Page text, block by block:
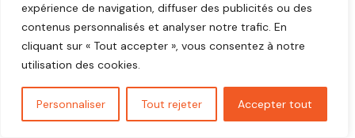
expérience de navigation, diffuser des publicités ou des
contenus personnalisés et analyser notre trafic. En
cliquant sur « Tout accepter », vous consentez à notre
utilisation des cookies.
Personnaliser Tout rejeter Accepter tout
Avis plombier Authou 27290
Vous cherchez un plombier fiable et réactif dans
Découvrez les avis de nos clients satisfaits qui ont
bénéficié d’interventions rapides, soignées et au juste prix.